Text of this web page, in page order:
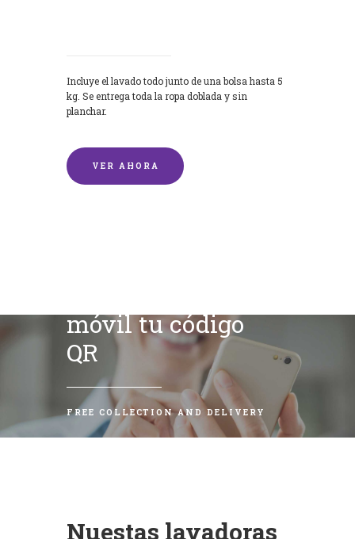
Incluye el lavado todo junto de una bolsa hasta 5
kg. Se entrega toda la ropa doblada y sin
planchar.
VER AHORA
móvil tu código
QR
FREE COLLECTION AND DELIVERY
Nuestas lavadoras